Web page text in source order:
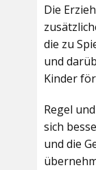
Die
die zu
und
Kinder
Regel
sich
und die